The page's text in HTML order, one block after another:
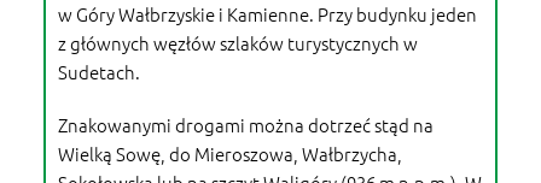
w Góry Wałbrzyskie i Kamienne. Przy budynku jeden
z głównych węzłów szlaków turystycznych w
Sudetach.
Znakowanymi drogami można dotrzeć stąd na
Wielką Sowę, do Mieroszowa, Wałbrzycha,